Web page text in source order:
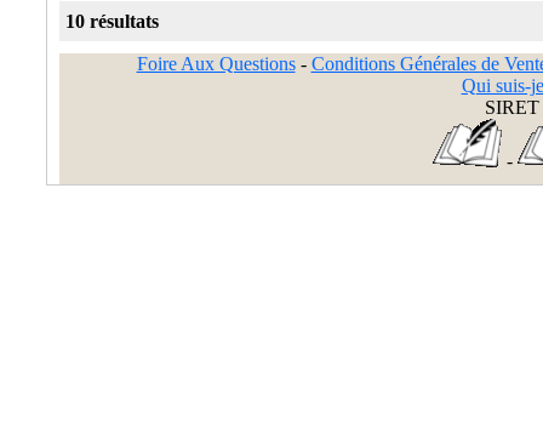
10 résultats
Foire Aux Questions- Conditions Générales de
Qui suis-
SIRET
-